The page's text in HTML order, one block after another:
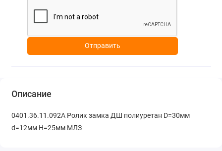
Отправить
Описание
0401.36.11.092А Ролик замка ДШ полиуретан D=30мм
d=12мм H=25мм МЛЗ